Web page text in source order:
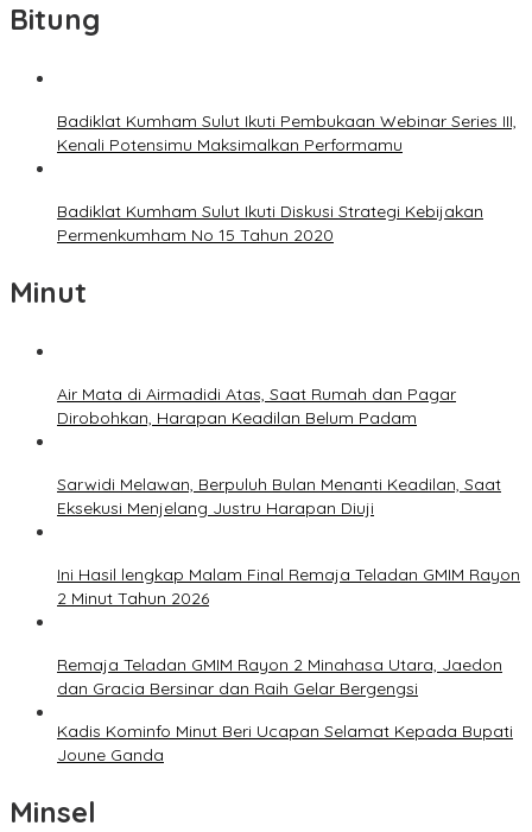
Bitung
Badiklat Kumham Sulut Ikuti Pembukaan Webinar Series III,
Kenali Potensimu Maksimalkan Performamu
Badiklat Kumham Sulut Ikuti Diskusi Strategi Kebijakan
Permenkumham No 15 Tahun 2020
Minut
Air Mata di Airmadidi Atas, Saat Rumah dan Pagar
Dirobohkan, Harapan Keadilan Belum Padam
Sarwidi Melawan, Berpuluh Bulan Menanti Keadilan, Saat
Eksekusi Menjelang Justru Harapan Diuji
Ini Hasil lengkap Malam Final Remaja Teladan GMIM Rayon
2 Minut Tahun 2026
Remaja Teladan GMIM Rayon 2 Minahasa Utara, Jaedon
dan Gracia Bersinar dan Raih Gelar Bergengsi
Kadis Kominfo Minut Beri Ucapan Selamat Kepada Bupati
Joune Ganda
Minsel